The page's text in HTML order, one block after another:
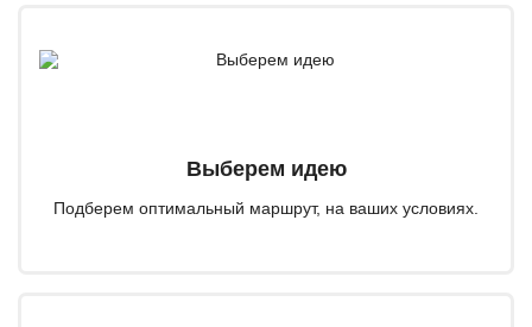
Выберем идею
Подберем оптимальный маршрут, на ваших условиях.